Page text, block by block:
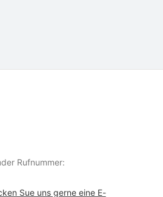
Rufnummer:
Sue uns gerne eine E-